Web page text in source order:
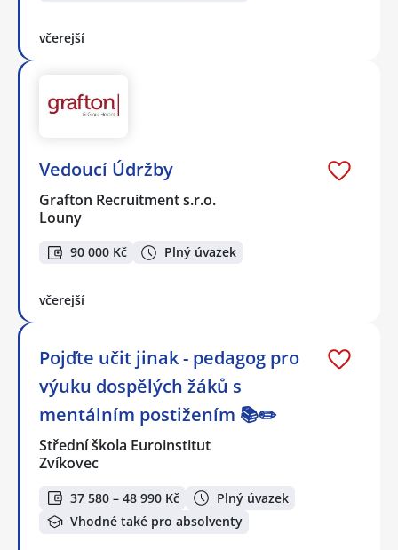
včerejší
Vedoucí Údržby
Grafton Recruitment s.r.o.
Louny
90 000 Kč Plný úvazek
včerejší
Pojďte učit jinak - pedagog pro
výuku dospělých žáků s
mentálním postižením 📚✏️
Střední škola Euroinstitut
Zvíkovec
37 580 – 48 990 Kč
Plný úvazek
Vhodné také pro absolventy